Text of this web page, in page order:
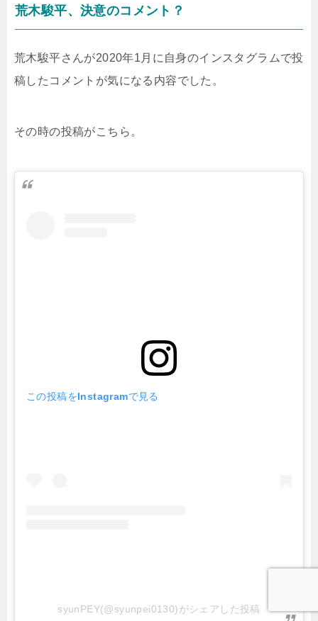
荒木駿平、決意のコメント？
荒木駿平さんが2020年1月に自身のインスタグラムで投
稿したコメントが気になる内容でした。
その時の投稿がこちら。
この投稿をInstagramで見る
syunPEY(@syunpei0130)がシェアした投稿